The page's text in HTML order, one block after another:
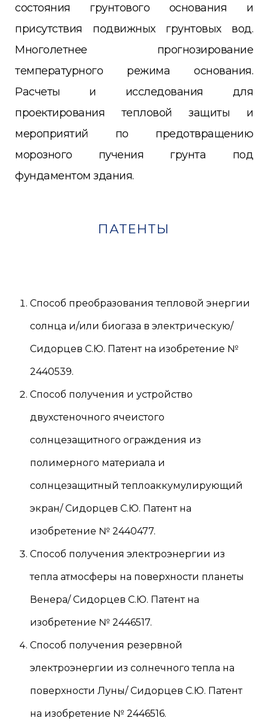
состояния грунтового основания и
присутствия подвижных грунтовых вод.
Многолетнее прогнозирование
температурного режима основания.
Расчеты и исследования для
проектирования тепловой защиты и
мероприятий по предотвращению
морозного пучения грунта под
фундаментом здания.
ПАТЕНТЫ
Способ преобразования тепловой энергии
солнца и/или биогаза в электрическую/
Сидорцев С.Ю. Патент на изобретение №
2440539.
Способ получения и устройство
двухстеночного ячеистого
солнцезащитного ограждения из
полимерного материала и
солнцезащитный теплоаккумулирующий
экран/ Сидорцев С.Ю. Патент на
изобретение № 2440477.
Способ получения электроэнергии из
тепла атмосферы на поверхности планеты
Венера/ Сидорцев С.Ю. Патент на
изобретение № 2446517.
Способ получения резервной
электроэнергии из солнечного тепла на
поверхности Луны/ Сидорцев С.Ю. Патент
на изобретение № 2446516.